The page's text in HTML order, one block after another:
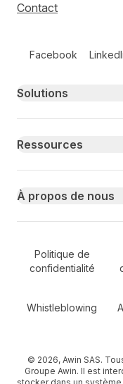
Contact
Facebook
Primary footer
Solutions
Ressources
À propos de nous
Secondary Footer
Politique de
confidentialité
Whistleblowing
© 2026, Awin SAS.
Groupe Awin. Il est